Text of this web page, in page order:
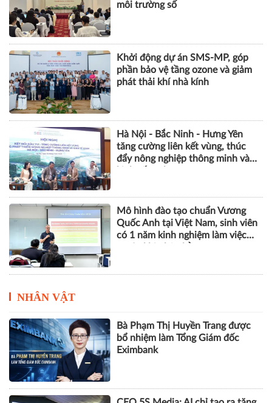
môi trường số
Khởi động dự án SMS-MP, góp
phần bảo vệ tầng ozone và giảm
phát thải khí nhà kính
Hà Nội - Bắc Ninh - Hưng Yên
tăng cường liên kết vùng, thúc
đẩy nông nghiệp thông minh và
Mô hình đào tạo chuẩn Vương
Quốc Anh tại Việt Nam, sinh viên
có 1 năm kinh nghiệm làm việc
NHÂN VẬT
Bà Phạm Thị Huyền Trang được
bổ nhiệm làm Tổng Giám đốc
Eximbank